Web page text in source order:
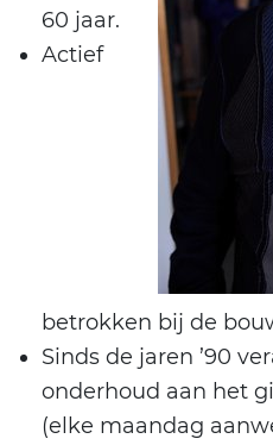
60 jaar.
Actief
betrokken bij de
Sinds de jaren ’90
onderhoud aan het
(elke maandag